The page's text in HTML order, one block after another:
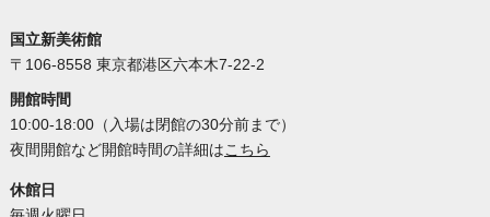
国立新美術館
〒106-8558 東京都港区六本木7-22-2
開館時間
10:00-18:00（入場は閉館の30分前まで）
夜間開館など開館時間の詳細はこちら
休館日